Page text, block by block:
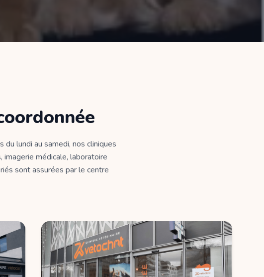
lundi au samedi, nos cliniques
médicale, laboratoire
sont assurées par le centre